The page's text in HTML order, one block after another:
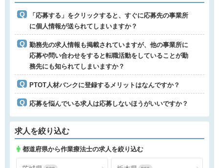
「応募する」をクリックすると、すぐに応募先の事業所
に個人情報が送られてしまいますか？
勤務先の求人情報も掲載されていますが、他の事業所に
応募や問い合わせをすると転職活動をしていることが勤
務先にも知られてしまいますか？
PTOT人材バンクに登録するメリットはなんですか？
応募を悩んでいる求人は応募しないほうがいいですか？
求人を絞り込む
都道府県から作業療法士の求人を絞り込む